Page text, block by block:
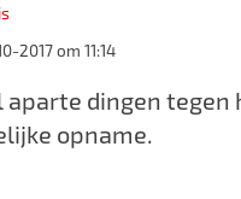
2017 om 11:14
aparte dingen tegen
opname.